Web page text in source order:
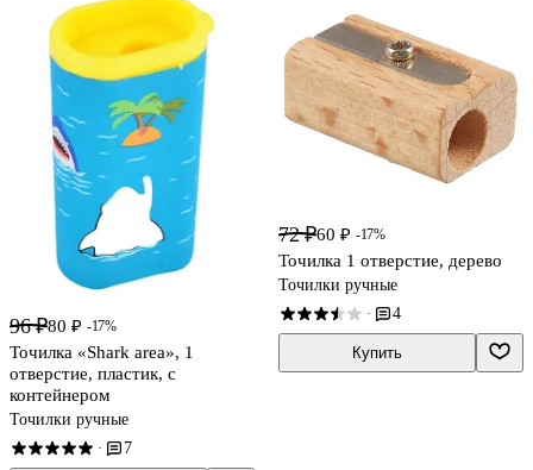
96 ₽80 ₽ -17%
Точилка «Shark area», 1
отверстие, пластик, с
контейнером
Точилки ручные
· 7
72 ₽60 ₽ -17%
Точилка 1 отверстие, дерево
Точилки ручные
· 4
Купить